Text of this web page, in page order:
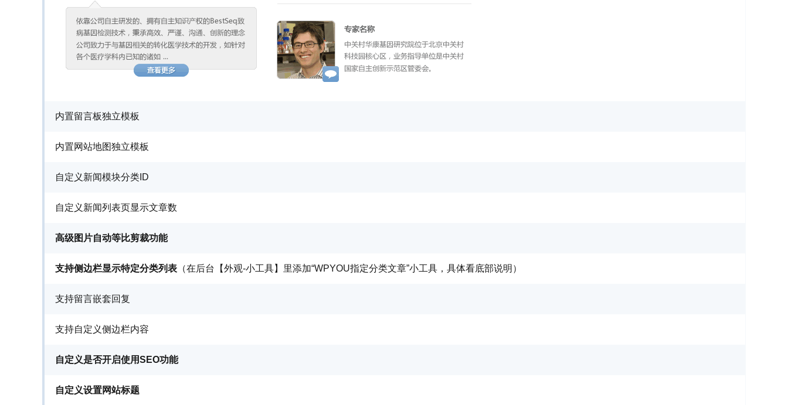
内置留言板独立模板
内置网站地图独立模板
自定义新闻模块分类ID
自定义新闻列表页显示文章数
高级图片自动等比剪裁功能
支持侧边栏显示特定分类列表 （在后台【外观-小工具】里添加“WPYOU指定分类文章”小工具，具体看底部说明）
支持留言嵌套回复
支持自定义侧边栏内容
自定义是否开启使用SEO功能
自定义设置网站标题